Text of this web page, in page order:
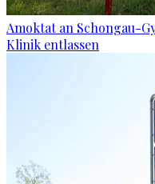
Amoktat an Schongau-
Klinik entlassen